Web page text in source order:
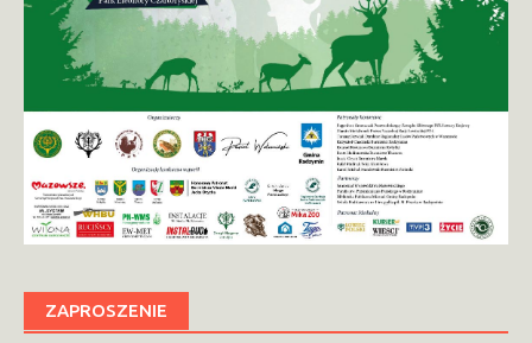
ZAPROSZENIE